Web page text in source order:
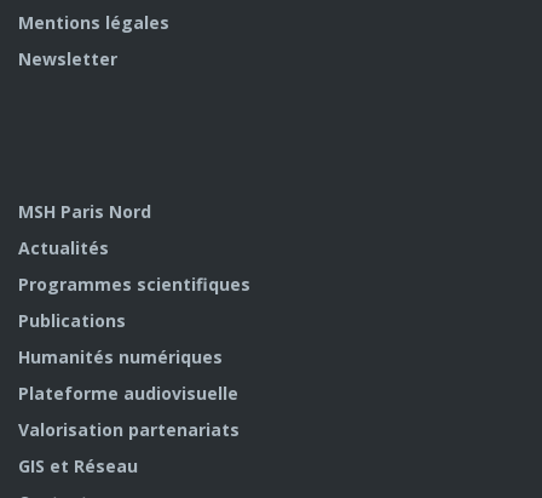
Mentions légales
Newsletter
MSH Paris Nord
Actualités
Programmes scientifiques
Publications
Humanités numériques
Plateforme audiovisuelle
Valorisation partenariats
GIS et Réseau